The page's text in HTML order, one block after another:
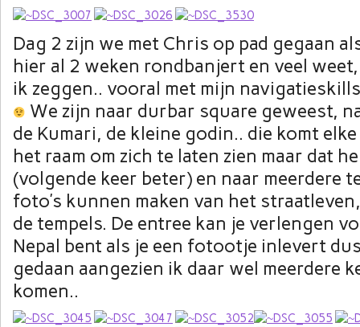
Dag 2 zijn we met Chris op pad gegaan
hier al 2 weken rondbanjert en veel
ik zeggen.. vooral met mijn
We zijn naar durbar square geweest,
de Kumari, de kleine godin.. die komt
het raam om zich te laten zien maar dat
(volgende keer beter) en naar meerdere
foto’s kunnen maken van het
de tempels. De entree kan je verlengen
Nepal bent als je een fotootje inlevert
gedaan aangezien ik daar wel meerdere
komen..